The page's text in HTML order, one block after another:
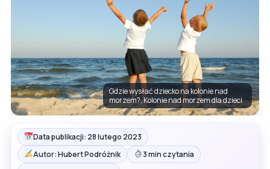
Gdzie wysłać dziecko na kolonie nad
morzem?, Kolonie nad morzem dla dzieci
Data publikacji: 28 lutego 2023
Autor: Hubert Podróżnik
3 min czytania